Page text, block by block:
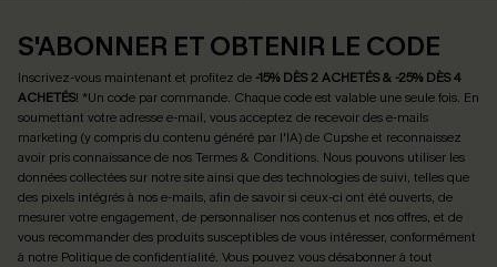
S'ABONNER ET OBTENIR LE CODE
Inscrivez-vous maintenant et profitez de -15% DÈS 2 ACHETÉS & -25% DÈS 4
ACHETÉS! *Un code par commande. Chaque code est valable une seule fois. En
soumettant votre adresse e-mail, vous acceptez de recevoir des e-mails
marketing (y compris du contenu généré par l'IA) de Cupshe et reconnaissez
avoir pris connaissance de nosTermes & Conditions. Nous pouvons utiliser les
données collectées sur notre site ainsi que des technologies de suivi, telles que
des pixels intégrés à nos e-mails, afin de savoir si ceux-ci ont été ouverts, de
mesurer votre engagement, de personnaliser nos contenus et nos offres, et de
vous recommander des produits susceptibles de vous intéresser, conformément
à notre Politique de confidentialité. Vous pouvez vous désabonner à tout